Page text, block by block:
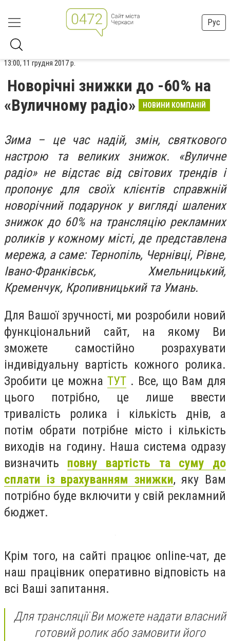
Рус
13:00, 11 грудня 2017 р.
Новорічні знижки до -60% на
«Вуличному радіо»
НОВИНИ КОМПАНІЙ
Зима – це час надій, змін, святкового
настрою та великих знижок. «Вуличне
радіо» не відстає від світових трендів і
пропонує для своїх клієнтів справжній
новорічний подарунок у вигляді шалених
знижок до 60% на трансляцію рекламних
роликів у кожному місті, де представлена
мережа, а саме: Тернопіль, Чернівці, Рівне,
Івано-Франківськ, Хмельницький,
Кременчук, Кропивницький та Умань.
Для Вашої зручності, ми розробили новий
функціональний сайт, на якому Ви
зможете самостійно розрахувати
індивідуальну вартість кожного ролика.
Зробити це можна ТУТ . Все, що Вам для
цього потрібно, це лише ввести
тривалість ролика і кількість днів, а
потім обрати потрібне місто і кількість
виходів на годину. Наша система одразу
визначить повну вартість та суму до
сплати із врахуванням знижки, яку Вам
потрібно буде включити у свій рекламний
бюджет.
Крім того, на сайті працює online-чат, де
наш працівник оперативно відповість на
всі Ваші запитання.
Для трансляції Ви можете надати власний
готовий ролик або замовити його